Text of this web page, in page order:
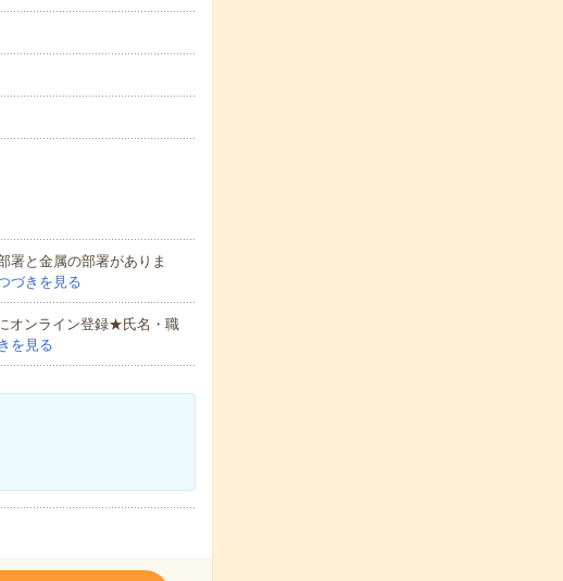
署と金属の部署がありま
づきを見る
オンライン登録★氏名・職
を見る